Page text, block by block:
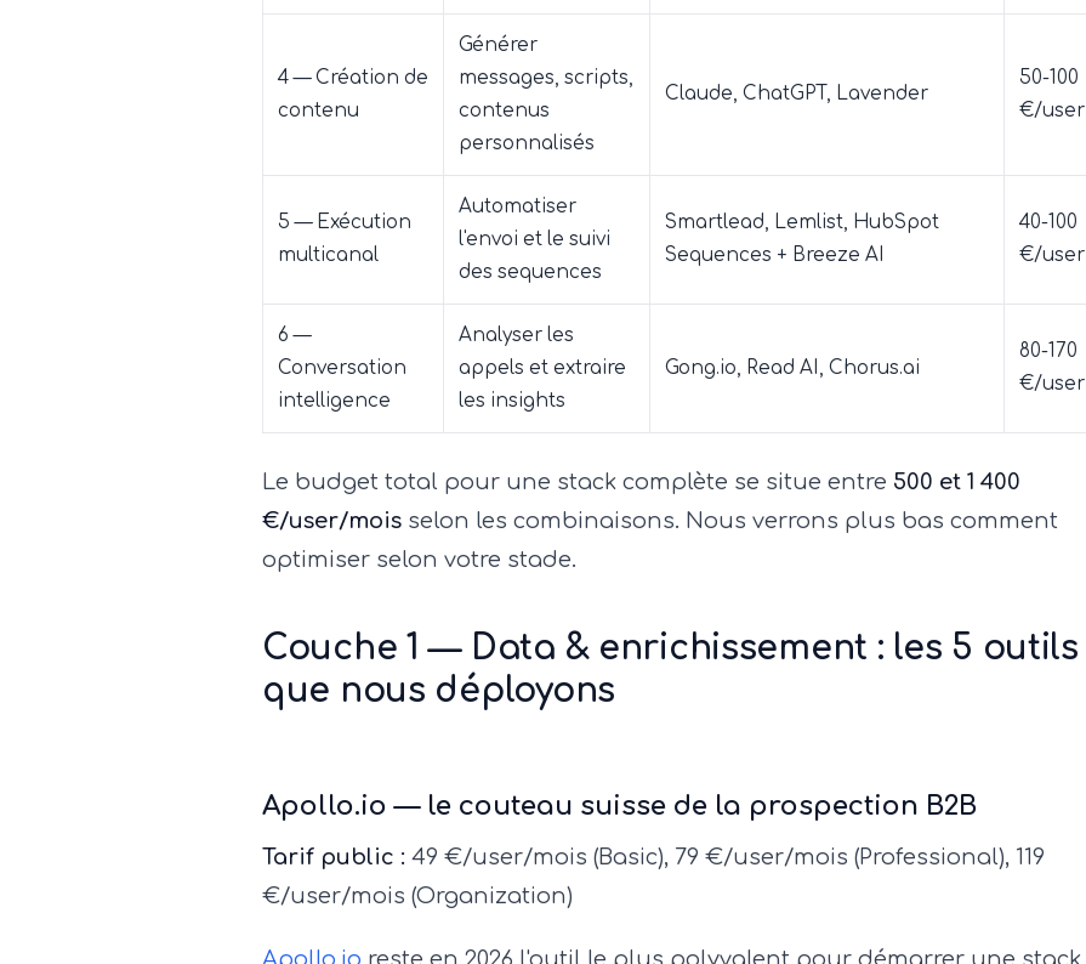
4 — Création de
contenu
Générer
messages, scripts,
contenus
personnalisés
Claude, ChatGPT, Lavender
50-100
€/user
5 — Exécution
multicanal
Automatiser
l'envoi et le suivi
des sequences
Smartlead, Lemlist, HubSpot
Sequences + Breeze AI
40-100
€/user
6 —
Conversation
intelligence
Analyser les
appels et extraire
les insights
Gong.io, Read AI, Chorus.ai
80-170
€/user
Le budget total pour une stack complète se situe entre 500 et 1 400
€/user/mois selon les combinaisons. Nous verrons plus bas comment
optimiser selon votre stade.
Couche 1 — Data & enrichissement : les 5 outils
que nous déployons
Apollo.io — le couteau suisse de la prospection B2B
Tarif public : 49 €/user/mois (Basic), 79 €/user/mois (Professional), 119
€/user/mois (Organization)
Apollo.io reste en 2026 l'outil le plus polyvalent pour démarrer une stack